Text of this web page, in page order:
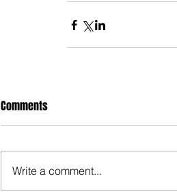
Comments
Write a comment...